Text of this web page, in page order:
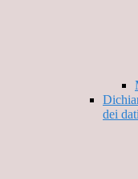
dei dati